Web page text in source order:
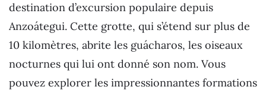
destination d’excursion populaire depuis
Anzoátegui. Cette grotte, qui s’étend sur plus de
10 kilomètres, abrite les guácharos, les oiseaux
nocturnes qui lui ont donné son nom. Vous
pouvez explorer les impressionnantes formations